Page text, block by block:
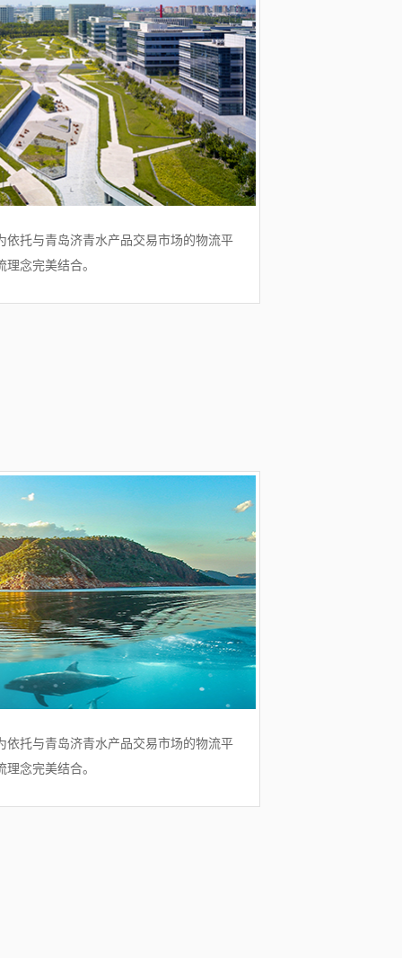
依托与青岛济青水产品交易市场的物流平
念完美结合。
依托与青岛济青水产品交易市场的物流平
念完美结合。